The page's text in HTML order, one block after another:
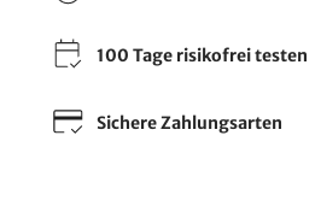
100 Tage risikofrei testen
Sichere Zahlungsarten